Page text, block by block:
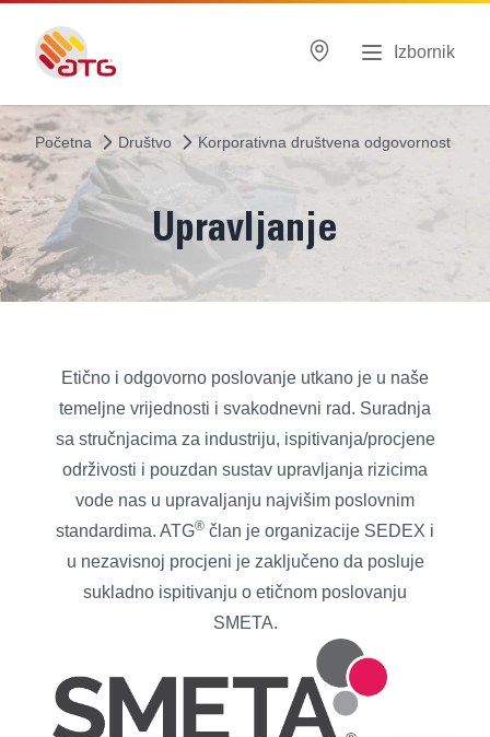
Izbornik
Početna Društvo Korporativna društvena odgovornost
Upravljanje
Etično i odgovorno poslovanje utkano je u naše
temeljne vrijednosti i svakodnevni rad. Suradnja
sa stručnjacima za industriju, ispitivanja/procjene
održivosti i pouzdan sustav upravljanja rizicima
vode nas u upravaljanju najvišim poslovnim
standardima. ATG® član je organizacije SEDEX i
u nezavisnoj procjeni je zaključeno da posluje
sukladno ispitivanju o etičnom poslovanju
SMETA.